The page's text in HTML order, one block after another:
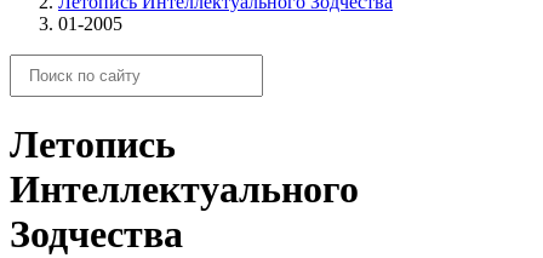
01-2005
Летопись
Интеллектуального
Зодчества